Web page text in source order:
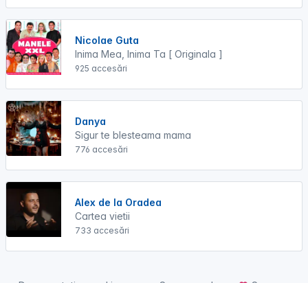
Nicolae Guta
Inima Mea, Inima Ta [ Originala ]
925 accesări
Danya
Sigur te blesteama mama
776 accesări
Alex de la Oradea
Cartea vietii
733 accesări